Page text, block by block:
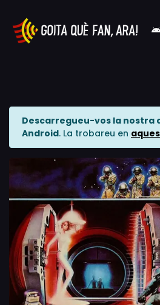
Descarregueu-vos la nostra
Android. La trobareu en